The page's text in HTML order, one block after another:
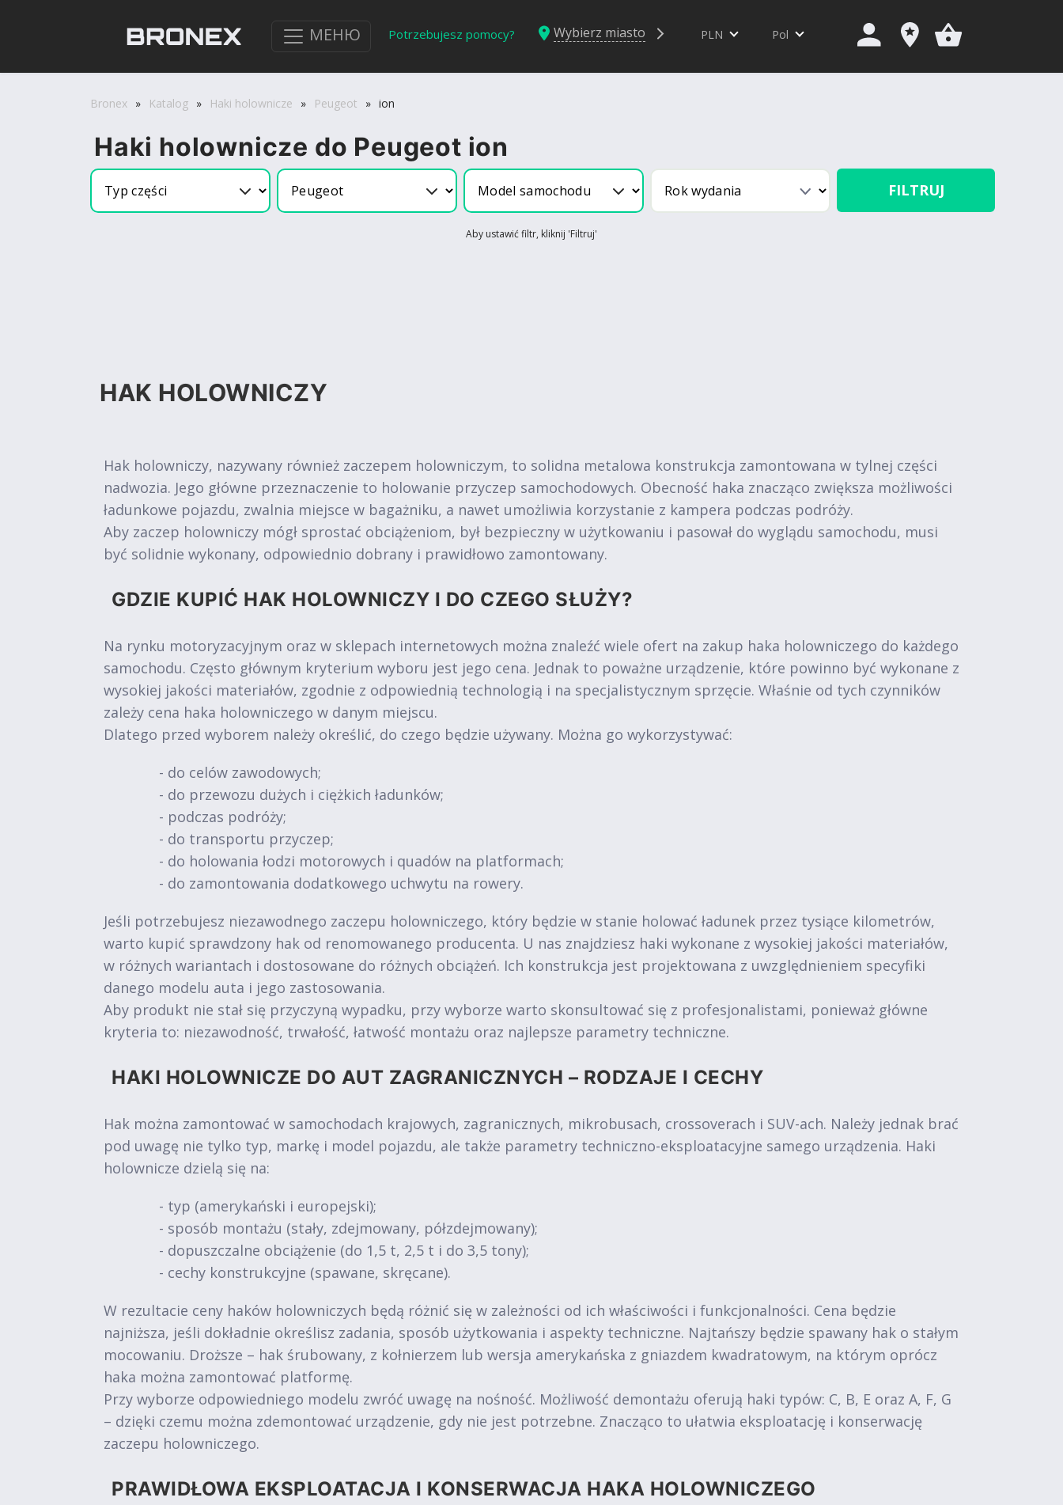
МЕНЮ Potrzebujesz pomocy? Wybierz miasto PLN Pol
Bronex » Katalog » Haki holownicze » Peugeot » ion
Haki holownicze do Peugeot ion
FILTRUJ
Aby ustawić filtr, kliknij 'Filtruj'
HAK HOLOWNICZY
Hak holowniczy, nazywany również zaczepem holowniczym, to solidna metalowa konstrukcja zamontowana w tylnej części
nadwozia. Jego główne przeznaczenie to holowanie przyczep samochodowych. Obecność haka znacząco zwiększa możliwości
ładunkowe pojazdu, zwalnia miejsce w bagażniku, a nawet umożliwia korzystanie z kampera podczas podróży.
Aby zaczep holowniczy mógł sprostać obciążeniom, był bezpieczny w użytkowaniu i pasował do wyglądu samochodu, musi
być solidnie wykonany, odpowiednio dobrany i prawidłowo zamontowany.
GDZIE KUPIĆ HAK HOLOWNICZY I DO CZEGO SŁUŻY?
Na rynku motoryzacyjnym oraz w sklepach internetowych można znaleźć wiele ofert na zakup haka holowniczego do każdego
samochodu. Często głównym kryterium wyboru jest jego cena. Jednak to poważne urządzenie, które powinno być wykonane z
wysokiej jakości materiałów, zgodnie z odpowiednią technologią i na specjalistycznym sprzęcie. Właśnie od tych czynników
zależy cena haka holowniczego w danym miejscu.
Dlatego przed wyborem należy określić, do czego będzie używany. Można go wykorzystywać:
- do celów zawodowych;
- do przewozu dużych i ciężkich ładunków;
- podczas podróży;
- do transportu przyczep;
- do holowania łodzi motorowych i quadów na platformach;
- do zamontowania dodatkowego uchwytu na rowery.
Jeśli potrzebujesz niezawodnego zaczepu holowniczego, który będzie w stanie holować ładunek przez tysiące kilometrów,
warto kupić sprawdzony hak od renomowanego producenta. U nas znajdziesz haki wykonane z wysokiej jakości materiałów,
w różnych wariantach i dostosowane do różnych obciążeń. Ich konstrukcja jest projektowana z uwzględnieniem specyfiki
danego modelu auta i jego zastosowania.
Aby produkt nie stał się przyczyną wypadku, przy wyborze warto skonsultować się z profesjonalistami, ponieważ główne
kryteria to: niezawodność, trwałość, łatwość montażu oraz najlepsze parametry techniczne.
HAKI HOLOWNICZE DO AUT ZAGRANICZNYCH – RODZAJE I CECHY
Hak można zamontować w samochodach krajowych, zagranicznych, mikrobusach, crossoverach i SUV-ach. Należy jednak brać
pod uwagę nie tylko typ, markę i model pojazdu, ale także parametry techniczno-eksploatacyjne samego urządzenia. Haki
holownicze dzielą się na:
- typ (amerykański i europejski);
- sposób montażu (stały, zdejmowany, półzdejmowany);
- dopuszczalne obciążenie (do 1,5 t, 2,5 t i do 3,5 tony);
- cechy konstrukcyjne (spawane, skręcane).
W rezultacie ceny haków holowniczych będą różnić się w zależności od ich właściwości i funkcjonalności. Cena będzie
najniższa, jeśli dokładnie określisz zadania, sposób użytkowania i aspekty techniczne. Najtańszy będzie spawany hak o stałym
mocowaniu. Droższe – hak śrubowany, z kołnierzem lub wersja amerykańska z gniazdem kwadratowym, na którym oprócz
haka można zamontować platformę.
Przy wyborze odpowiedniego modelu zwróć uwagę na nośność. Możliwość demontażu oferują haki typów: C, B, E oraz A, F, G
– dzięki czemu można zdemontować urządzenie, gdy nie jest potrzebne. Znacząco to ułatwia eksploatację i konserwację
zaczepu holowniczego.
PRAWIDŁOWA EKSPLOATACJA I KONSERWACJA HAKA HOLOWNICZEGO